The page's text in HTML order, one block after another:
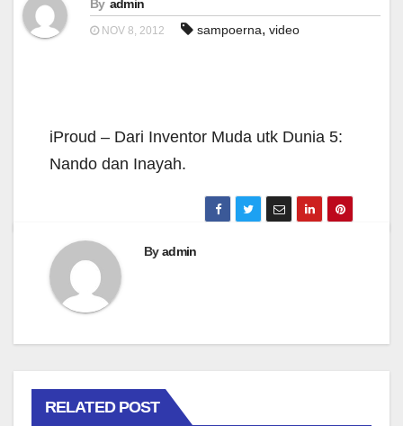
By admin
NOV 8, 2012 sampoerna, video
iProud – Dari Inventor Muda utk Dunia 5:
Nando dan Inayah.
Byadmin
RELATED POST